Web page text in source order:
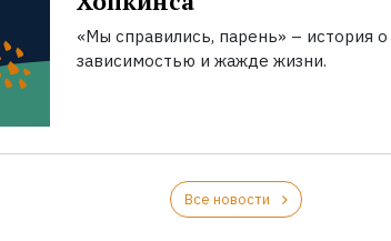
«Мы справились, парень» – история
зависимостью и жажде жизни.
Все новости